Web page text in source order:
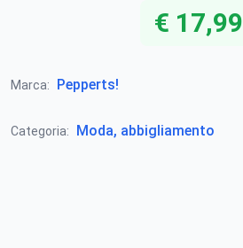
€ 17,99
Marca: Pepperts!
Categoria: Moda, abbigliamento